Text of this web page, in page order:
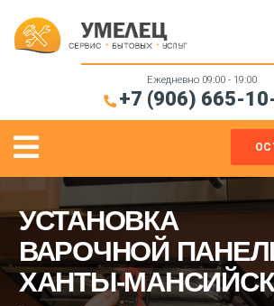
Ежедневно 09:00 - 19:00
+7 (906) 665-
Menu
ЧАС
САНТЕХНИК
МЕБЕЛИ
УСТАНОВКА
ВАРОЧНОЙ
ХАНТЫ-